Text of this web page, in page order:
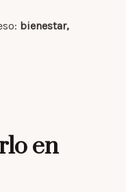
bienestar,
en